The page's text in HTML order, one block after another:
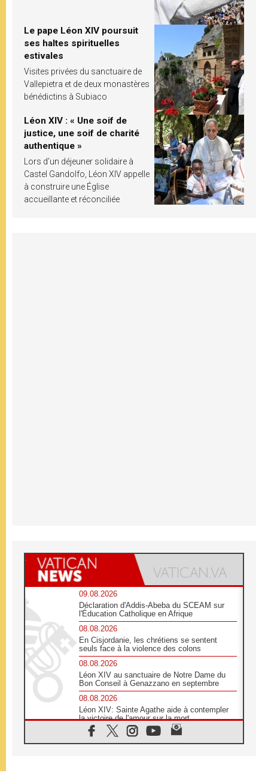
Le pape Léon XIV poursuit
ses haltes spirituelles
estivales
Visites privées du sanctuaire de
Vallepietra et de deux monastères
bénédictins à Subiaco
Léon XIV : « Une soif de
justice, une soif de charité
authentique »
Lors d’un déjeuner solidaire à
Castel Gandolfo, Léon XIV appelle
à construire une Église
accueillante et réconciliée
09.08.2026
Déclaration d'Addis-Abeba du SCEAM sur
l'Éducation Catholique en Afrique
08.08.2026
En Cisjordanie, les chrétiens se sentent
seuls face à la violence des colons
08.08.2026
Léon XIV au sanctuaire de Notre Dame du
Bon Conseil à Genazzano en septembre
08.08.2026
Léon XIV: Sainte Agathe aide à contempler
la victoire de l'amour sur la mort
08.08.2026
«Relancer l'empathie», le projet Triennal d'art